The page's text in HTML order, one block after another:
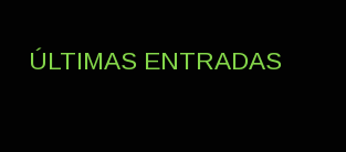
ÚLTIMAS ENTRADAS